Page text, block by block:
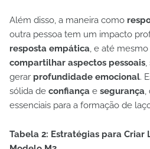
Além disso, a maneira como
outra pessoa tem um impacto
resposta empática, e até
compartilhar aspectos pessoais,
gerar profundidade emocional.
sólida de confiança e segurança,
essenciais para a formação de
Tabela 2: Estratégias para Criar